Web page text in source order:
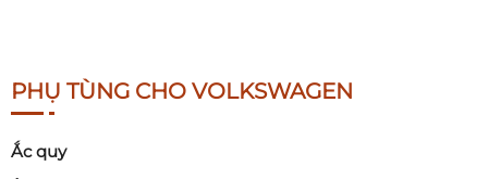
PHỤ TÙNG CHO VOLKSWAGEN
Ắc quy